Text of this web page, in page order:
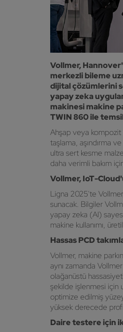
Vollmer,
merkezli bileme
dijital çözümlerini
yapay zeka
makinesi makine
TWIN 860 ile
Ahşap veya kompozit
taşlama, aşındırma
ultra sert kesme
daha verimli bakım
Vollmer, IoT-
Ligna 2025'te
sunacak. Bilgiler
yapay zeka (AI)
makine kullanımı,
Hassas PCD
Vollmer, makine
aynı zamanda
olağanüstü
şekilde işlenmesi için
optimize edilmiş
yüksek derecede
Daire testere için